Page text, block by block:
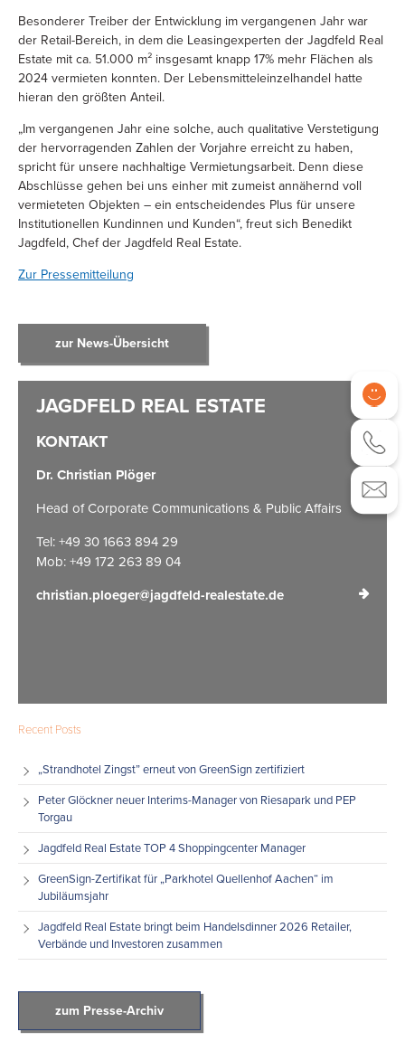
Besonderer Treiber der Entwicklung im vergangenen Jahr war
der Retail-Bereich, in dem die Leasingexperten der Jagdfeld Real
Estate mit ca. 51.000 m² insgesamt knapp 17% mehr Flächen als
2024 vermieten konnten. Der Lebensmitteleinzelhandel hatte
hieran den größten Anteil.
„Im vergangenen Jahr eine solche, auch qualitative Verstetigung
der hervorragenden Zahlen der Vorjahre erreicht zu haben,
spricht für unsere nachhaltige Vermietungsarbeit. Denn diese
Abschlüsse gehen bei uns einher mit zumeist annähernd voll
vermieteten Objekten – ein entscheidendes Plus für unsere
Institutionellen Kundinnen und Kunden“, freut sich Benedikt
Jagdfeld, Chef der Jagdfeld Real Estate.
Zur Pressemitteilung
zur News-Übersicht
KONTAKT
Dr. Christian Plöger
Head of Corporate Communications & Public Affairs
Tel: +49 30 1663 894 29
Mob: +49 172 263 89 04
christian.ploeger@jagdfeld-realestate.de
Recent Posts
„Strandhotel Zingst” erneut von GreenSign zertifiziert
Peter Glöckner neuer Interims-Manager von Riesapark und PEP
Torgau
Jagdfeld Real Estate TOP 4 Shoppingcenter Manager
GreenSign-Zertifikat für „Parkhotel Quellenhof Aachen“ im
Jubiläumsjahr
Jagdfeld Real Estate bringt beim Handelsdinner 2026 Retailer,
Verbände und Investoren zusammen
zum Presse-Archiv